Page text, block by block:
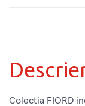
Colectia FIORD